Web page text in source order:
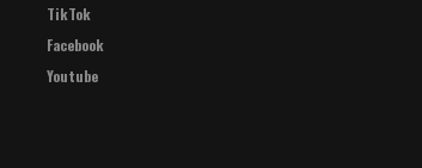
TikTok
Facebook
Youtube